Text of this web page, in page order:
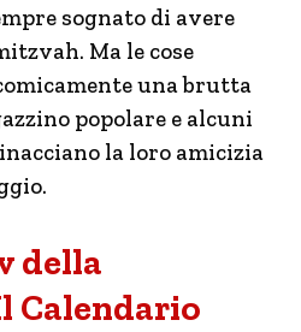
sognato di avere
Ma le cose
una brutta
popolare e alcuni
la loro amicizia
della
Calendario